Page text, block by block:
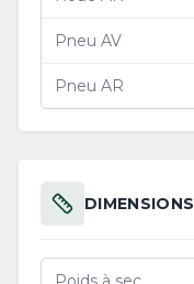
Pneu AV
Pneu AR
DIMENSIONS